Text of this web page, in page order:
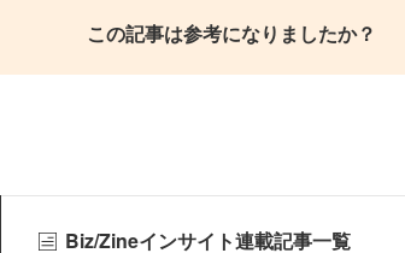
この記事は参考になりましたか？
Biz/Zineインサイト連載記事一覧